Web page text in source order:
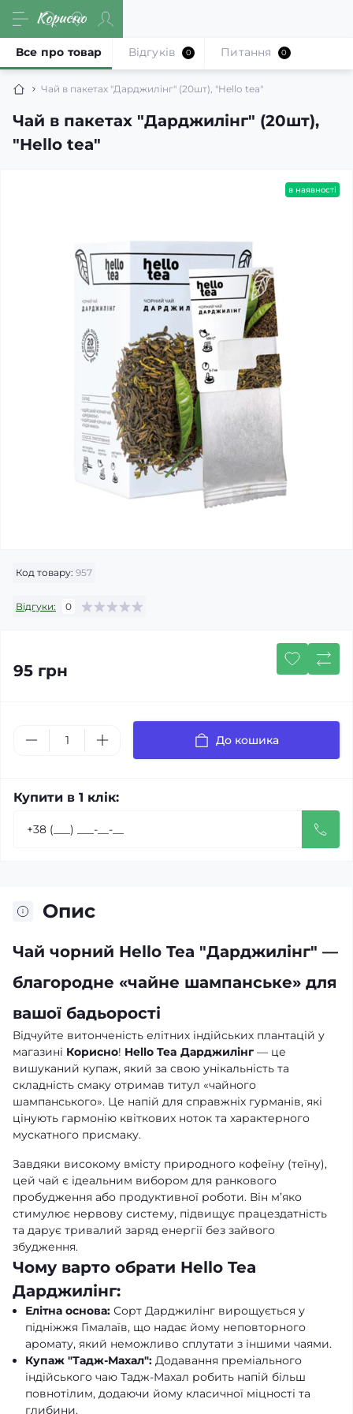
Чай в пакетах "Дарджилінг" (20шт), "Hello tea"
Чай в пакетах "Дарджилінг" (20шт),
"Hello tea"
Все про товар Відгуків 0 Питання 0
в наявності
Код товару: 957
Відгуки: 0
95 грн
До кошика
Купити в 1 клік:
Опис
Чай чорний Hello Tea "Дарджилінг" —
благородне «чайне шампанське» для
вашої бадьорості
Відчуйте витонченість елітних індійських плантацій у
магазині Корисно! Hello Tea Дарджилінг — це
вишуканий купаж, який за свою унікальність та
складність смаку отримав титул «чайного
шампанського». Це напій для справжніх гурманів, які
цінують гармонію квіткових ноток та характерного
мускатного присмаку.
Завдяки високому вмісту природного кофеїну (теїну),
цей чай є ідеальним вибором для ранкового
пробудження або продуктивної роботи. Він м’яко
стимулює нервову систему, підвищує працездатність
та дарує тривалий заряд енергії без зайвого
збудження.
Чому варто обрати Hello Tea
Дарджилінг:
Елітна основа: Сорт Дарджилінг вирощується у
підніжжя Гімалаїв, що надає йому неповторного
аромату, який неможливо сплутати з іншими чаями.
Купаж "Тадж-Махал": Додавання преміального
індійського чаю Тадж-Махал робить напій більш
повнотілим, додаючи йому класичної міцності та
глибини.